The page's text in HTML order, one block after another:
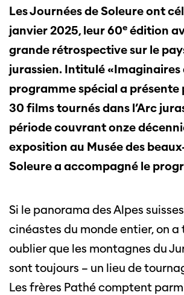
Les Journées de Soleure ont
janvier 2025, leur 60e édition
grande rétrospective sur le
jurassien. Intitulé «Imaginaires
programme spécial a présente
30 films tournés dans l’Arc
période couvrant onze
exposition au Musée des
Soleure a accompagné le
Si le panorama des Alpes
cinéastes du monde entier, on a
oublier que les montagnes du
sont toujours – un lieu de
Les frères Pathé comptent